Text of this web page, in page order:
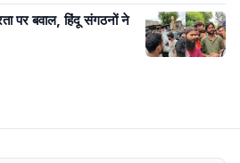
पर बवाल, हिंदू संगठनों ने